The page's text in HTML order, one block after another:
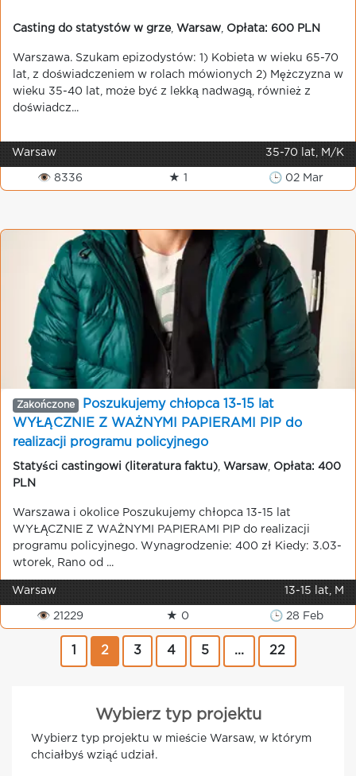
Casting do statystów w grze, Warsaw Opłata: 600 PLN
Warszawa. Szukam epizodystów: 1) Kobieta w wieku 65-70
lat, z doświadczeniem w rolach mówionych 2) Mężczyzna w
wieku 35-40 lat, może być z lekką nadwagą, również z
doświadcz...
Warsaw 35-70 lat, M/K
👁 8336 ★ 1 🕒 02 Mar
Zakończone
Poszukujemy chłopca 13-15 lat
WYŁĄCZNIE Z WAŻNYMI PAPIERAMI PIP do
realizacji programu policyjnego
Statyści castingowi (literatura faktu) Warsaw
Opłata: 400
PLN
Warszawa i okolice Poszukujemy chłopca 13-15 lat
WYŁĄCZNIE Z WAŻNYMI PAPIERAMI PIP do realizacji
programu policyjnego. Wynagrodzenie: 400 zł Kiedy: 3.03-
wtorek, Rano od ...
Warsaw 13-15 lat, M
👁 21229 ★ 0 🕒 28 Feb
2 3 4 5 ... 22
Wybierz typ projektu
Wybierz typ projektu w mieście Warsaw, w którym
chciałbyś wziąć udział.